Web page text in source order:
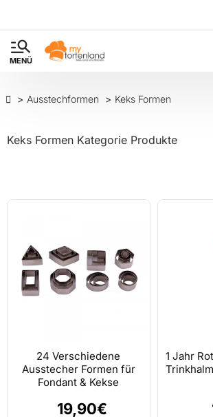
Ausstechformen Keks Formen
Keks Formen Kategorie Produkte
24 Verschiedene
Ausstecher Formen für
Fondant & Kekse
19,90€
1 Jahr